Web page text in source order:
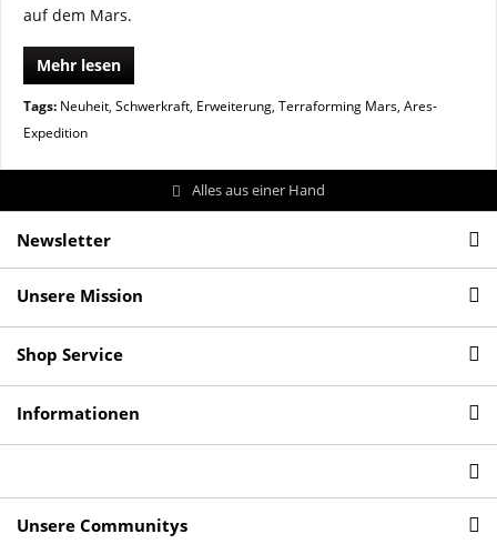
auf dem Mars.
Mehr lesen
Tags: Neuheit, Schwerkraft, Erweiterung, Terraforming Mars, Ares-
Expedition
Alles aus einer Hand
Newsletter
Unsere Mission
Shop Service
Informationen
Unsere Communitys